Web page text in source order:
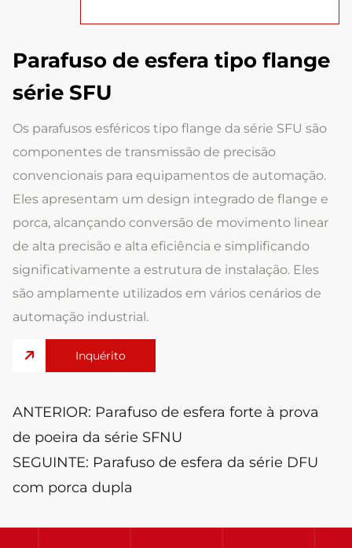
Parafuso de esfera tipo flange
série SFU
Os parafusos esféricos tipo flange da série SFU são
componentes de transmissão de precisão
convencionais para equipamentos de automação.
Eles apresentam um design integrado de flange e
porca, alcançando conversão de movimento linear
de alta precisão e alta eficiência e simplificando
significativamente a estrutura de instalação. Eles
são amplamente utilizados em vários cenários de
automação industrial.
Inquérito
ANTERIOR: Parafuso de esfera forte à prova
de poeira da série SFNU
SEGUINTE: Parafuso de esfera da série DFU
com porca dupla